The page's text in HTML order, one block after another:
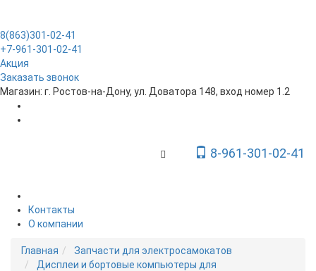
8(863)301-02-41
+7-961-301-02-41
Акция
Заказать звонок
Магазин: г. Ростов-на-Дону, ул. Доватора 148, вход номер 1.2
8-961-301-02-41
Toggle Navigation
Контакты
О компании
Главная
Запчасти для электросамокатов
Дисплеи и бортовые компьютеры для